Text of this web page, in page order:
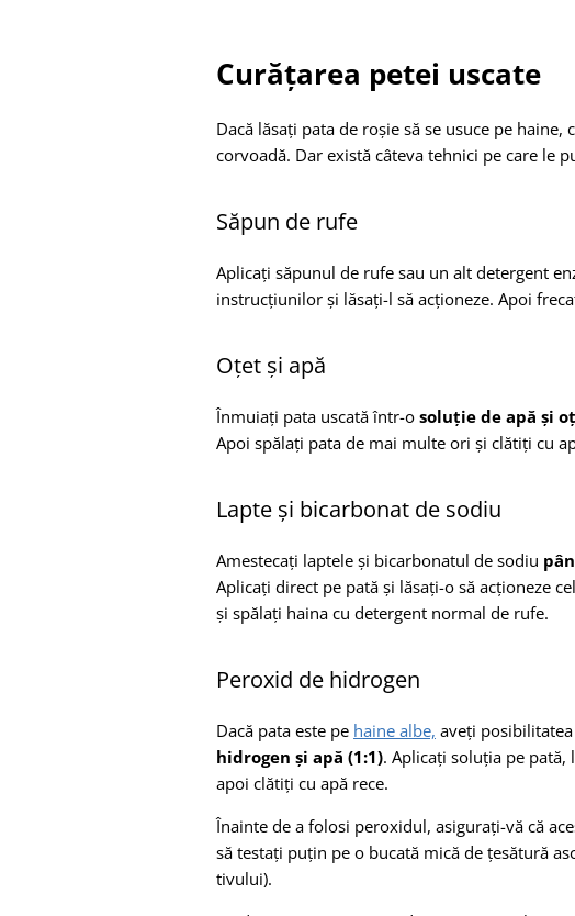
Curățarea petei uscate
Dacă lăsați pata de roșie să se usuce pe
corvoadă. Dar există câteva tehnici pe care le
Săpun de rufe
Aplicați săpunul de rufe sau un alt detergent
instrucțiunilor și lăsați-l să acționeze. Apoi
Oțet și apă
Înmuiați pata uscată într-o soluție de apă și
Apoi spălați pata de mai multe ori și clătiți cu
Lapte și bicarbonat de sodiu
Amestecați laptele și bicarbonatul de sodiu
Aplicați direct pe pată și lăsați-o să acționeze
și spălați haina cu detergent normal de rufe.
Peroxid de hidrogen
Dacă pata este pe haine albe, aveți
hidrogen și apă (1:1). Aplicați soluția pe
apoi clătiți cu apă rece.
Înainte de a folosi peroxidul, asigurați-vă că
să testați puțin pe o bucată mică de țesătură
tivului).